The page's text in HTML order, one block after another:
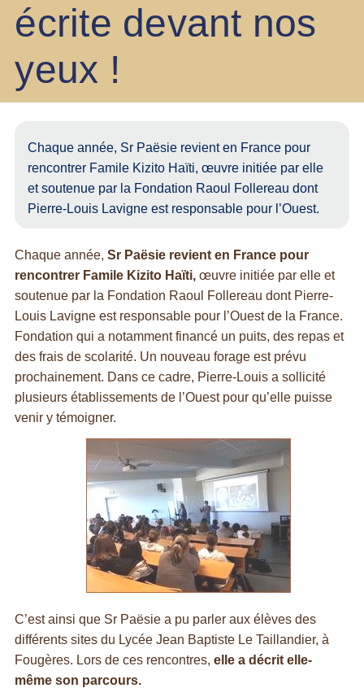
écrite devant nos
yeux !
Chaque année, Sr Paësie revient en France pour
rencontrer Famile Kizito Haïti, œuvre initiée par elle
et soutenue par la Fondation Raoul Follereau dont
Pierre-Louis Lavigne est responsable pour l’Ouest.
Chaque année,Sr Paësie revient en France pour
rencontrer Famile Kizito Haïti, œuvre initiée par elle et
soutenue par la Fondation Raoul Follereau dont Pierre-
Louis Lavigne est responsable pour l’Ouest de la France.
Fondation qui a notamment financé un puits, des repas et
des frais de scolarité. Un nouveau forage est prévu
prochainement. Dans ce cadre, Pierre-Louis a sollicité
plusieurs établissements de l’Ouest pour qu’elle puisse
venir y témoigner.
C’est ainsi que Sr Paësie a pu parler aux élèves des
différents sites du Lycée Jean Baptiste Le Taillandier, à
Fougères. Lors de ces rencontres,elle a décrit elle-
même son parcours.